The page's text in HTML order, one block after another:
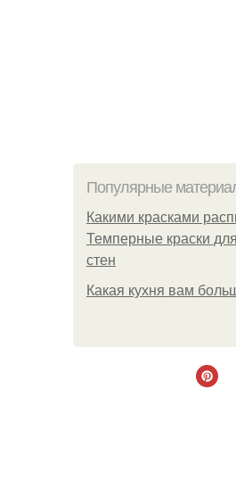
Популярные
Какими красками
Темперные краски
стен
Какая кухня вам